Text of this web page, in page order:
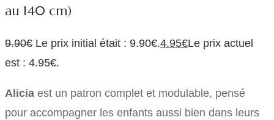
au 140 cm)
9.90€ Le prix initial était : 9.90€.4.95€Le prix actuel
est : 4.95€.
Alicia est un patron complet et modulable, pensé
pour accompagner les enfants aussi bien dans leurs